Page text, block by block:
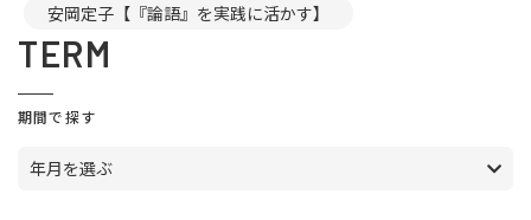
安岡定子【『論語』を実践に活かす】
TERM
期間で探す
年月を選ぶ